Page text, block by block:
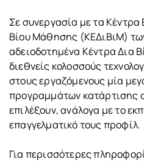
Σε συνεργασία με τα
Βίου Μάθησης (ΚΕΔιΒιΜ)
αδειοδοτημένα Κέντρα
διεθνείς κολοσσούς
στους εργαζόμενους μία
προγραμμάτων κατάρτισης
επιλέξουν, ανάλογα με το
επαγγελματικό τους προφίλ.
Για περισσότερες